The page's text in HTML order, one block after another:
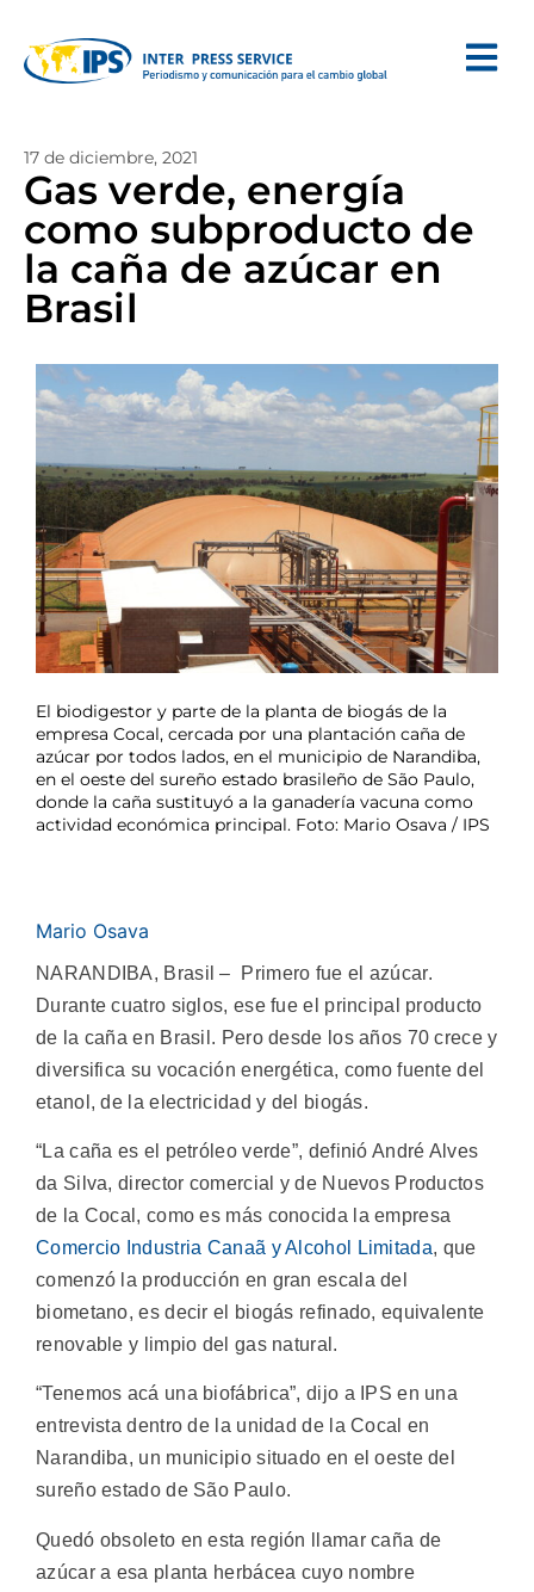
17 de diciembre, 2021
Gas verde, energía
como subproducto de
la caña de azúcar en
Brasil
El biodigestor y parte de la planta de biogás de la
empresa Cocal, cercada por una plantación caña de
azúcar por todos lados, en el municipio de Narandiba,
en el oeste del sureño estado brasileño de São Paulo,
donde la caña sustituyó a la ganadería vacuna como
actividad económica principal. Foto: Mario Osava / IPS
Mario Osava
NARANDIBA, Brasil – Primero fue el azúcar.
Durante cuatro siglos, ese fue el principal producto
de la caña en Brasil. Pero desde los años 70 crece y
diversifica su vocación energética, como fuente del
etanol, de la electricidad y del biogás.
“La caña es el petróleo verde”, definió André Alves
da Silva, director comercial y de Nuevos Productos
de la Cocal, como es más conocida la empresa
Comercio Industria Canaã y Alcohol Limitada, que
comenzó la producción en gran escala del
biometano, es decir el biogás refinado, equivalente
renovable y limpio del gas natural.
“Tenemos acá una biofábrica”, dijo a IPS en una
entrevista dentro de la unidad de la Cocal en
Narandiba, un municipio situado en el oeste del
sureño estado de São Paulo.
Quedó obsoleto en esta región llamar caña de
azúcar a esa planta herbácea cuyo nombre